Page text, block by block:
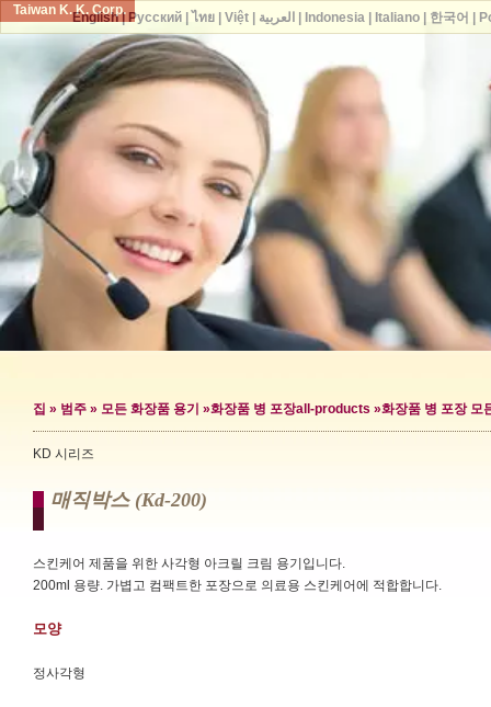
Taiwan K. K. Corp.
집 » 범주 » 모든 화장품 용기 »화장품 병 포장all-products »화장품 병 포장 모
KD 시리즈
매직박스 (kd-200)
스킨케어 제품을 위한 사각형 아크릴 크림 용기입니다.
200ml 용량. 가볍고 컴팩트한 포장으로 의료용 스킨케어에 적합합니다.
모양
정사각형
English| Русский| ไทย| Việt| العربية Indonesia| Italiano| 한국어